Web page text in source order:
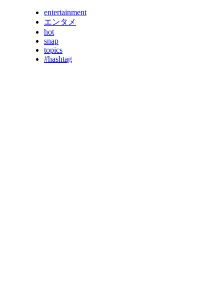
entertainment
エンタメ
hot
snap
topics
#hashtag